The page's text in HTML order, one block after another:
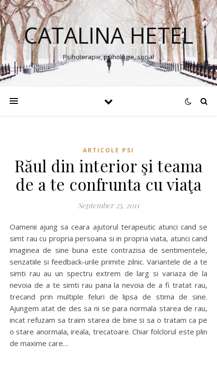
CATALINA HETEL
Psihoterapie, psihologie, social
ARTICOLE PSI
Răul din interior şi teama
de a te confrunta cu viaţa
September 25, 2011
Oamenii ajung sa ceara ajutorul terapeutic atunci cand se
simt rau cu propria persoana si in propria viata, atunci cand
imaginea de sine buna este contrazisa de sentimentele,
senzatiile si feedback-urile primite zilnic. Variantele de a te
simti rau au un spectru extrem de larg si variaza de la
nevoia de a te simti rau pana la nevoia de a fi tratat rau,
trecand prin multiple feluri de lipsa de stima de sine.
Ajungem atat de des sa ni se para normala starea de rau,
incat refuzam sa traim starea de bine si sa o tratam ca pe
o stare anormala, ireala, trecatoare. Chiar folclorul este plin
de maxime care…